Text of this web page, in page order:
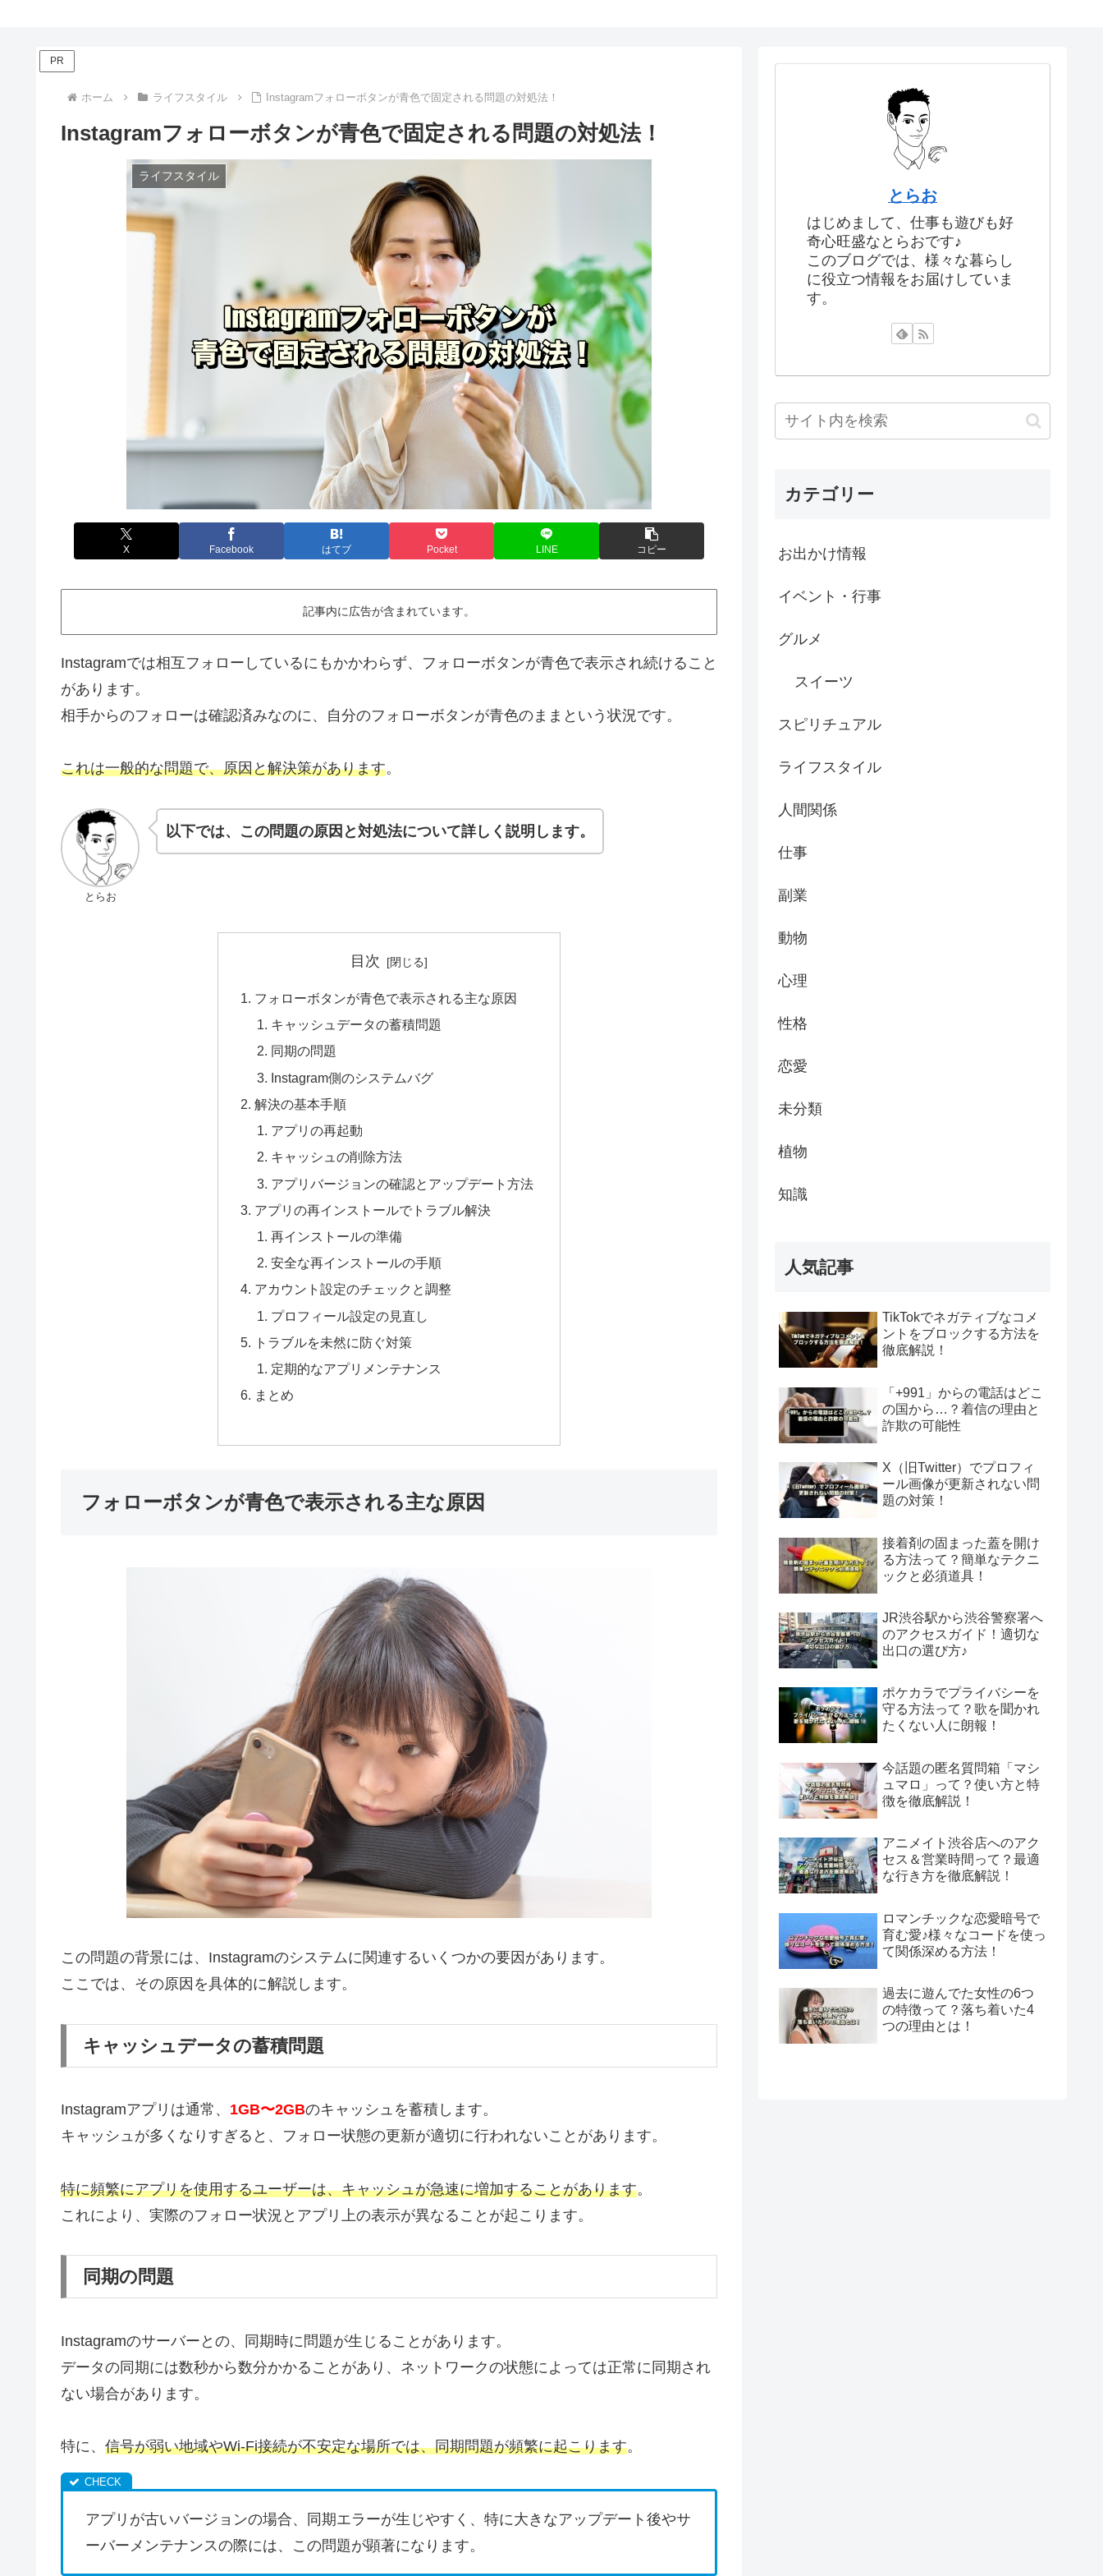
PR
ホーム ライフスタイル Instagramフォローボタンが青色で固定される問題の対処法！
Instagramフォローボタンが青色で固定される問題の対処法！
ライフスタイル
X Facebook はてブ Pocket LINE コピー
記事内に広告が含まれています。
Instagramでは相互フォローしているにもかかわらず、フォローボタンが青色で表示され続けること
があります。
相手からのフォローは確認済みなのに、自分のフォローボタンが青色のままという状況です。
これは一般的な問題で、原因と解決策があります。
とらお
以下では、この問題の原因と対処法について詳しく説明します。
目次
フォローボタンが青色で表示される主な原因
キャッシュデータの蓄積問題
同期の問題
Instagram側のシステムバグ
解決の基本手順
アプリの再起動
キャッシュの削除方法
アプリバージョンの確認とアップデート方法
アプリの再インストールでトラブル解決
再インストールの準備
安全な再インストールの手順
アカウント設定のチェックと調整
プロフィール設定の見直し
トラブルを未然に防ぐ対策
定期的なアプリメンテナンス
まとめ
フォローボタンが青色で表示される主な原因
この問題の背景には、Instagramのシステムに関連するいくつかの要因があります。
ここでは、その原因を具体的に解説します。
キャッシュデータの蓄積問題
Instagramアプリは通常、 1GB〜2GBのキャッシュを蓄積します。
キャッシュが多くなりすぎると、フォロー状態の更新が適切に行われないことがあります。
特に頻繁にアプリを使用するユーザーは、キャッシュが急速に増加することがあります。
これにより、実際のフォロー状況とアプリ上の表示が異なることが起こります。
同期の問題
Instagramのサーバーとの、同期時に問題が生じることがあります。
データの同期には数秒から数分かかることがあり、ネットワークの状態によっては正常に同期され
ない場合があります。
特に、 信号が弱い地域やWi-Fi接続が不安定な場所では、同期問題が頻繁に起こります。
アプリが古いバージョンの場合、同期エラーが生じやすく、特に大きなアップデート後やサ
ーバーメンテナンスの際には、この問題が顕著になります。
とらお
はじめまして、仕事も遊びも好
奇心旺盛なとらおです♪
このブログでは、様々な暮らし
に役立つ情報をお届けしていま
す。
カテゴリー
お出かけ情報
イベント・行事
グルメ
スイーツ
スピリチュアル
ライフスタイル
人間関係
仕事
副業
動物
心理
性格
恋愛
未分類
植物
知識
人気記事
TikTokでネガティブなコメ
ントをブロックする方法を
徹底解説！
「+991」からの電話はどこ
の国から…？着信の理由と
詐欺の可能性
X（旧Twitter）でプロフィ
ール画像が更新されない問
題の対策！
接着剤の固まった蓋を開け
る方法って？簡単なテクニ
ックと必須道具！
JR渋谷駅から渋谷警察署へ
のアクセスガイド！適切な
出口の選び方♪
ポケカラでプライバシーを
守る方法って？歌を聞かれ
たくない人に朗報！
今話題の匿名質問箱「マシ
ュマロ」って？使い方と特
徴を徹底解説！
アニメイト渋谷店へのアク
セス＆営業時間って？最適
な行き方を徹底解説！
ロマンチックな恋愛暗号で
育む愛♪様々なコードを使っ
て関係深める方法！
過去に遊んでた女性の6つ
の特徴って？落ち着いた4
つの理由とは！